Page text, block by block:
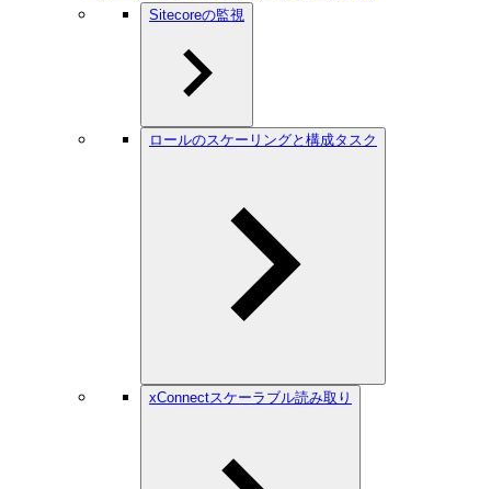
Sitecoreの監視
ロールのスケーリングと構成タスク
xConnectスケーラブル読み取り